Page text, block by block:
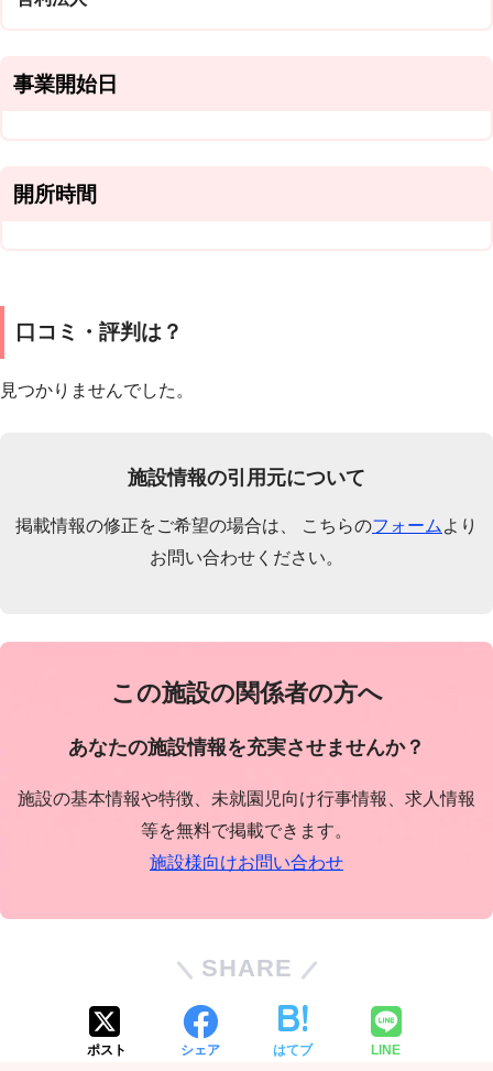
事業開始日
開所時間
口コミ・評判は？
見つかりませんでした。
施設情報の引用元について
掲載情報の修正をご希望の場合は、 こちらのフォーム より
お問い合わせください。
この施設の関係者の方へ
あなたの施設情報を充実させませんか？
施設の基本情報や特徴、未就園児向け行事情報、求人情報
等を無料で掲載できます。
施設様向けお問い合わせ
SHARE
ポスト シェア はてブ LINE